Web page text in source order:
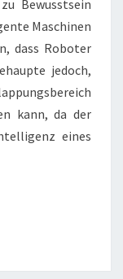
Bewusstsein
Maschinen
dass Roboter
jedoch,
kann, da der
eines